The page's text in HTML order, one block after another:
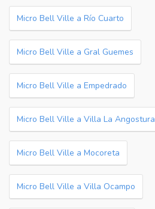
Micro Bell Ville a Río Cuarto
Micro Bell Ville a Gral Guemes
Micro Bell Ville a Empedrado
Micro Bell Ville a Villa La Angostura
Micro Bell Ville a Mocoreta
Micro Bell Ville a Villa Ocampo